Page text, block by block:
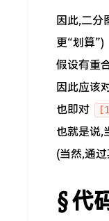
因此,二分
更“划算”)
假设有重
因此应该
也即对
也就是说,
(当然,通
代